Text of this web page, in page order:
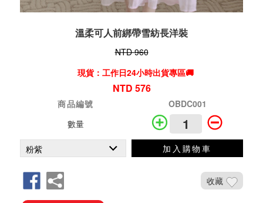
溫柔可人前綁帶雪紡長洋裝
NTD 960
現貨：工作日24小時出貨專區🚚
NTD 576
商品編號
OBDC001
數量
加入購物車
收藏